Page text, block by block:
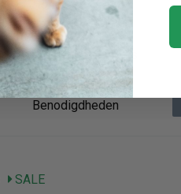
Hond
Adori
Riemen en Bandjes
Looplijn
Benodigdheden
SALE